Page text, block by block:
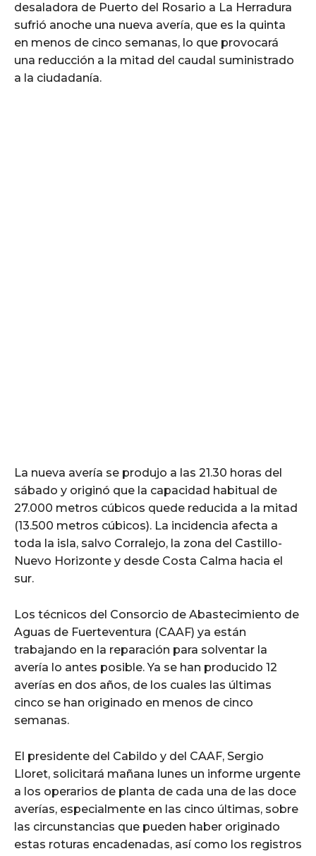
desaladora de Puerto del Rosario a La Herradura
sufrió anoche una nueva avería, que es la quinta
en menos de cinco semanas, lo que provocará
una reducción a la mitad del caudal suministrado
a la ciudadanía.
La nueva avería se produjo a las 21.30 horas del
sábado y originó que la capacidad habitual de
27.000 metros cúbicos quede reducida a la mitad
(13.500 metros cúbicos). La incidencia afecta a
toda la isla, salvo Corralejo, la zona del Castillo-
Nuevo Horizonte y desde Costa Calma hacia el
sur.
Los técnicos del Consorcio de Abastecimiento de
Aguas de Fuerteventura (CAAF) ya están
trabajando en la reparación para solventar la
avería lo antes posible. Ya se han producido 12
averías en dos años, de los cuales las últimas
cinco se han originado en menos de cinco
semanas.
El presidente del Cabildo y del CAAF, Sergio
Lloret, solicitará mañana lunes un informe urgente
a los operarios de planta de cada una de las doce
averías, especialmente en las cinco últimas, sobre
las circunstancias que pueden haber originado
estas roturas encadenadas, así como los registros